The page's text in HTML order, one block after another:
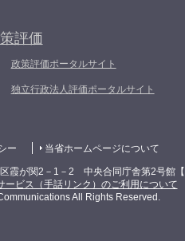
評価
政策評価ポータルサイト
独立行政法人評価ポータルサイト
ー 当省ホームページについて
が関2－1－2 中央合同庁舎第2号館【
ービス（手話リンク）のご利用について
All Rights Reserved.